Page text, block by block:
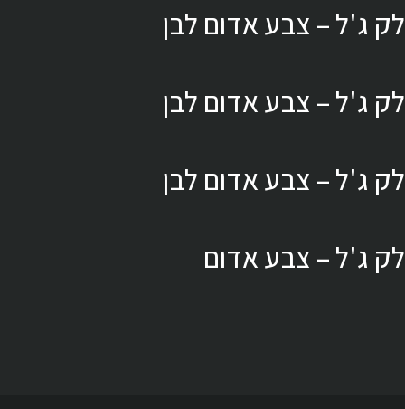
לק ג'ל – צבע אדום לבן
לק ג'ל – צבע אדום לבן
לק ג'ל – צבע אדום לבן
לק ג'ל – צבע אדום